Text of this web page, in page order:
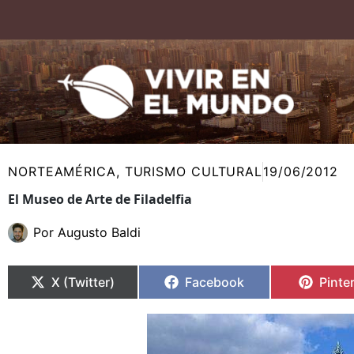
contenido
NORTEAMÉRICA, TURISMO CULTURAL19/06/2012
El Museo de Arte de Filadelfia
Por Augusto Baldi
en
X (Twitter)
en
Facebook
en
en
en
en